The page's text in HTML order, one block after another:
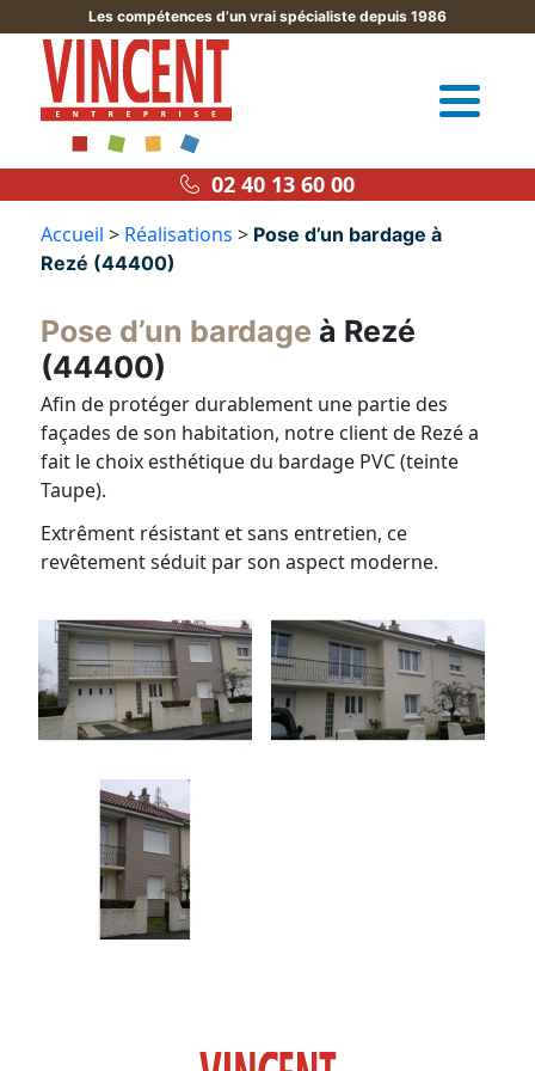
Les compétences d’un vrai spécialiste depuis 1986
02 40 13 60 00
Accueil > Réalisations > Pose d’un bardage à
Rezé (44400)
Pose d’un bardage à Rezé
(44400)
Afin de protéger durablement une partie des
façades de son habitation, notre client de Rezé a
fait le choix esthétique du bardage PVC (teinte
Taupe).
Extrêment résistant et sans entretien, ce
revêtement séduit par son aspect moderne.